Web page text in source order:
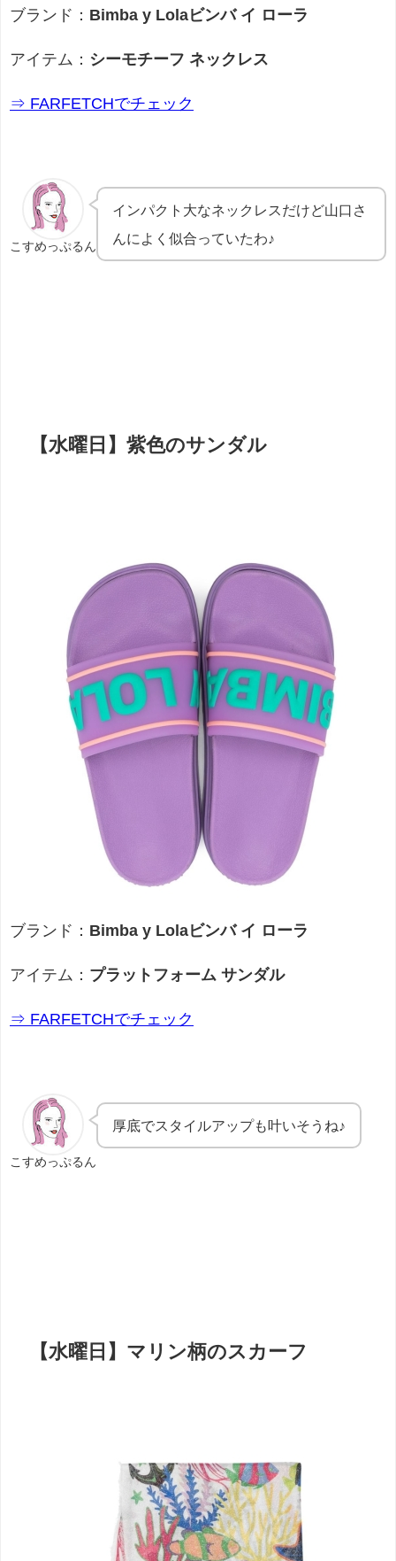
ブランド： Bimba y Lolaビンバ イ ローラ
アイテム： シーモチーフ ネックレス
⇒ FARFETCHでチェック
こすめっぷるん
インパクト大なネックレスだけど山口さ
んによく似合っていたわ♪
【水曜日】紫色のサンダル
ブランド： Bimba y Lolaビンバ イ ローラ
アイテム： プラットフォーム サンダル
⇒ FARFETCHでチェック
こすめっぷるん
厚底でスタイルアップも叶いそうね♪
【水曜日】マリン柄のスカーフ